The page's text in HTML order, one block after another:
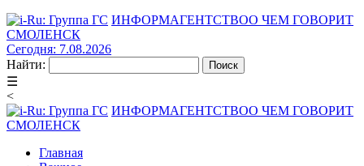
ИНФОРМАГЕНТСТВОО ЧЕМ ГОВОРИТ
СМОЛЕНСК
Сегодня: 7.08.2026
Найти:
☰
<
ИНФОРМАГЕНТСТВОО ЧЕМ ГОВОРИТ
СМОЛЕНСК
Главная